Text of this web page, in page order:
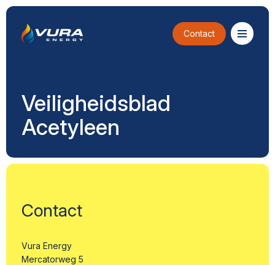
Contact
Veiligheidsblad
Acetyleen
Contact
Vura Energy
Mercatorweg 5